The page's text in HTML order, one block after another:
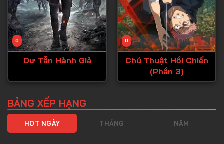
Tập 45
Tập 46
Tập 47
Tập 49
0
Dư Tẫn Hành Giả
0
Chú Thuật Hồi Chiến
(Phần 3)
BẢNG XẾP HẠNG
HOT NGÀY THÁNG NĂM